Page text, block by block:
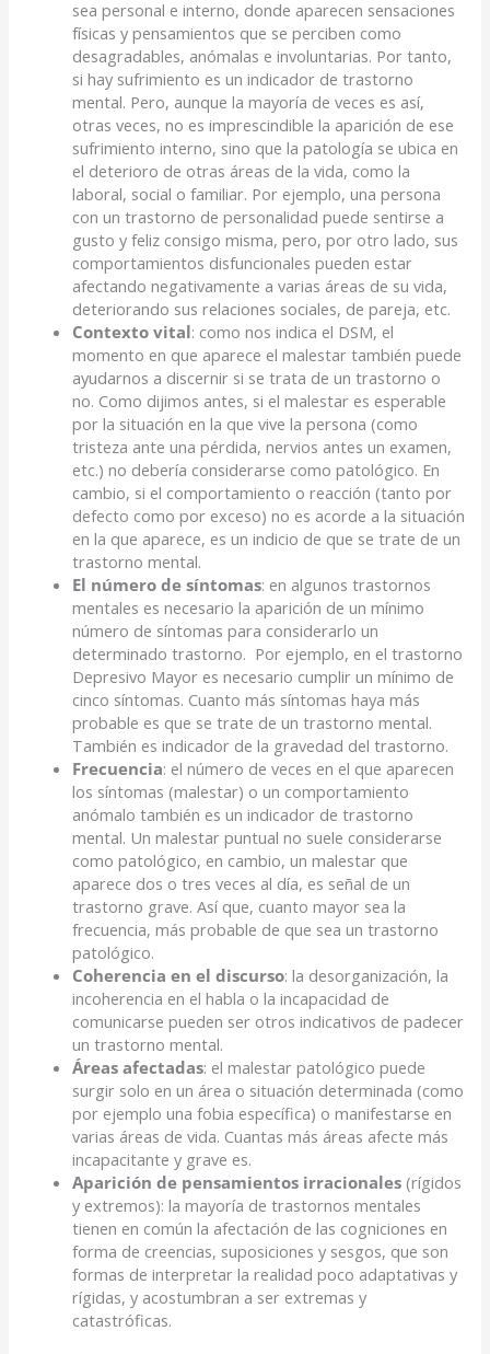
sea personal e interno, donde aparecen sensaciones
físicas y pensamientos que se perciben como
desagradables, anómalas e involuntarias. Por tanto,
si hay sufrimiento es un indicador de trastorno
mental. Pero, aunque la mayoría de veces es así,
otras veces, no es imprescindible la aparición de ese
sufrimiento interno, sino que la patología se ubica en
el deterioro de otras áreas de la vida, como la
laboral, social o familiar. Por ejemplo, una persona
con un trastorno de personalidad puede sentirse a
gusto y feliz consigo misma, pero, por otro lado, sus
comportamientos disfuncionales pueden estar
afectando negativamente a varias áreas de su vida,
deteriorando sus relaciones sociales, de pareja, etc.
Contexto vital: como nos indica el DSM, el
momento en que aparece el malestar también puede
ayudarnos a discernir si se trata de un trastorno o
no. Como dijimos antes, si el malestar es esperable
por la situación en la que vive la persona (como
tristeza ante una pérdida, nervios antes un examen,
etc.) no debería considerarse como patológico. En
cambio, si el comportamiento o reacción (tanto por
defecto como por exceso) no es acorde a la situación
en la que aparece, es un indicio de que se trate de un
trastorno mental.
El número de síntomas: en algunos trastornos
mentales es necesario la aparición de un mínimo
número de síntomas para considerarlo un
determinado trastorno. Por ejemplo, en el trastorno
Depresivo Mayor es necesario cumplir un mínimo de
cinco síntomas. Cuanto más síntomas haya más
probable es que se trate de un trastorno mental.
También es indicador de la gravedad del trastorno.
Frecuencia: el número de veces en el que aparecen
los síntomas (malestar) o un comportamiento
anómalo también es un indicador de trastorno
mental. Un malestar puntual no suele considerarse
como patológico, en cambio, un malestar que
aparece dos o tres veces al día, es señal de un
trastorno grave. Así que, cuanto mayor sea la
frecuencia, más probable de que sea un trastorno
patológico.
Coherencia en el discurso: la desorganización, la
incoherencia en el habla o la incapacidad de
comunicarse pueden ser otros indicativos de padecer
un trastorno mental.
Áreas afectadas: el malestar patológico puede
surgir solo en un área o situación determinada (como
por ejemplo una fobia específica) o manifestarse en
varias áreas de vida. Cuantas más áreas afecte más
incapacitante y grave es.
Aparición de pensamientos irracionales (rígidos
y extremos): la mayoría de trastornos mentales
tienen en común la afectación de las cogniciones en
forma de creencias, suposiciones y sesgos, que son
formas de interpretar la realidad poco adaptativas y
rígidas, y acostumbran a ser extremas y
catastróficas.